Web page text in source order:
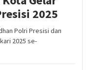
2025
Polri Presisi dan
2025 se-